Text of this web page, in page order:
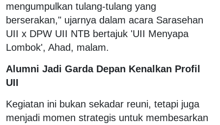
mengumpulkan tulang-tulang yang
berserakan," ujarnya dalam acara Sarasehan
UII x DPW UII NTB bertajuk 'UII Menyapa
Lombok', Ahad, malam.
Alumni Jadi Garda Depan Kenalkan Profil
UII
Kegiatan ini bukan sekadar reuni, tetapi juga
menjadi momen strategis untuk membesarkan